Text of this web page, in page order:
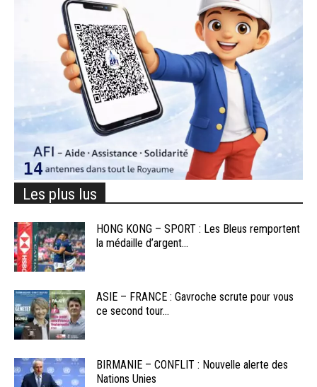
Les plus lus
HONG KONG – SPORT : Les Bleus remportent
la médaille d’argent...
ASIE – FRANCE : Gavroche scrute pour vous
ce second tour...
BIRMANIE – CONFLIT : Nouvelle alerte des
Nations Unies